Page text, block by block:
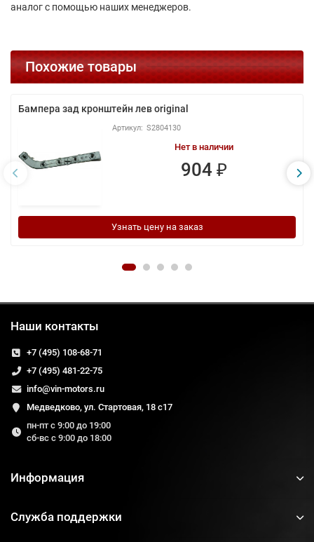
аналог с помощью наших менеджеров.
Похожие товары
Бампера зад кронштейн лев original
S2804130
Нет в наличии
904 ₽
Узнать цену на заказ
Наши контакты
+7 (495) 108-68-71
+7 (495) 481-22-75
info@vin-motors.ru
Медведково, ул. Стартовая, 18 с17
пн-пт с 9:00 до 19:00
сб-вс с 9:00 до 18:00
Информация
Служба поддержки